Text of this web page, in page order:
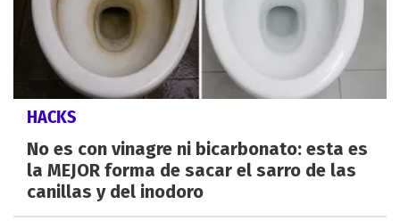
HACKS
No es con vinagre ni bicarbonato: esta es
la MEJOR forma de sacar el sarro de las
canillas y del inodoro